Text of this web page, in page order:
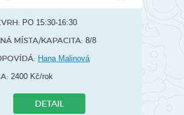
PO 15:30-16:30
MÍSTA/KAPACITA: 8/8
Hana Malinová
2400 Kč/rok
DETAIL